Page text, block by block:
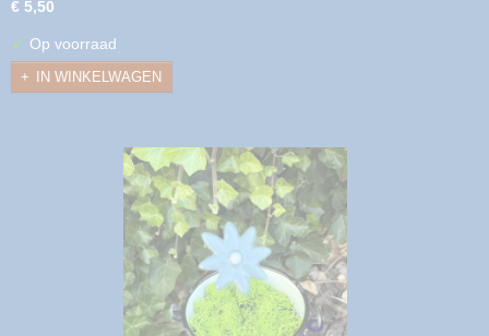
€ 5,50
✓ Op voorraad
IN WINKELWAGEN